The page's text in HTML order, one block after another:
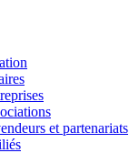
et partenariats